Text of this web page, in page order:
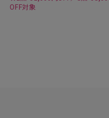
OFF対象